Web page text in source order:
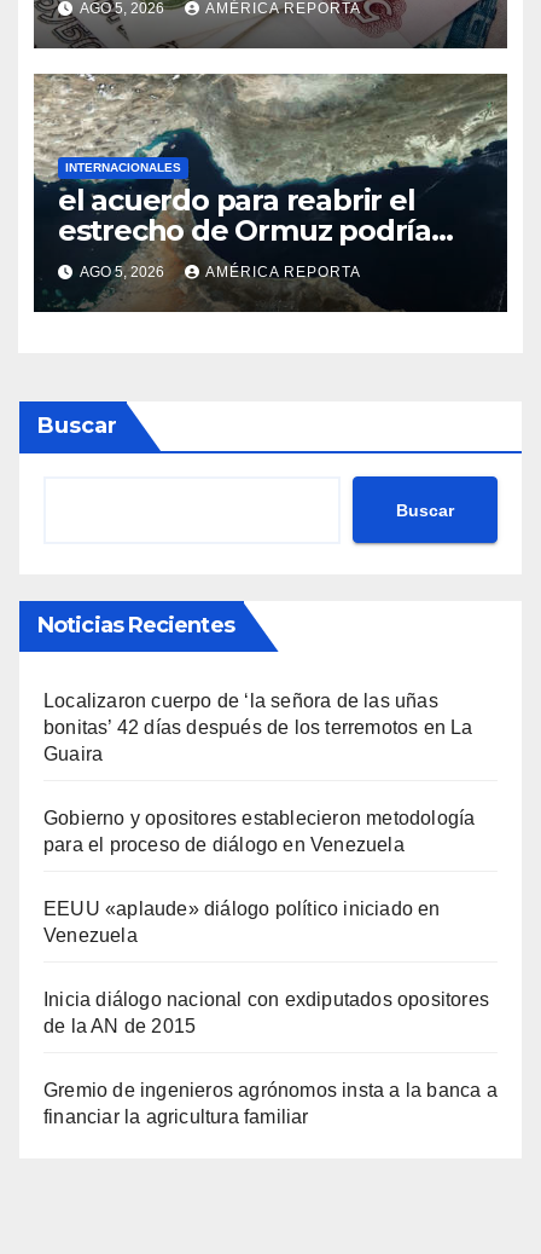
AGO 5, 2026 AMÉRICA REPORTA
INTERNACIONALES
el acuerdo para reabrir el
estrecho de Ormuz podría
concretarse esta semana
AGO 5, 2026 AMÉRICA REPORTA
Buscar
Buscar
Noticias Recientes
Localizaron cuerpo de ‘la señora de las uñas
bonitas’ 42 días después de los terremotos en La
Guaira
Gobierno y opositores establecieron metodología
para el proceso de diálogo en Venezuela
EEUU «aplaude» diálogo político iniciado en
Venezuela
Inicia diálogo nacional con exdiputados opositores
de la AN de 2015
Gremio de ingenieros agrónomos insta a la banca a
financiar la agricultura familiar